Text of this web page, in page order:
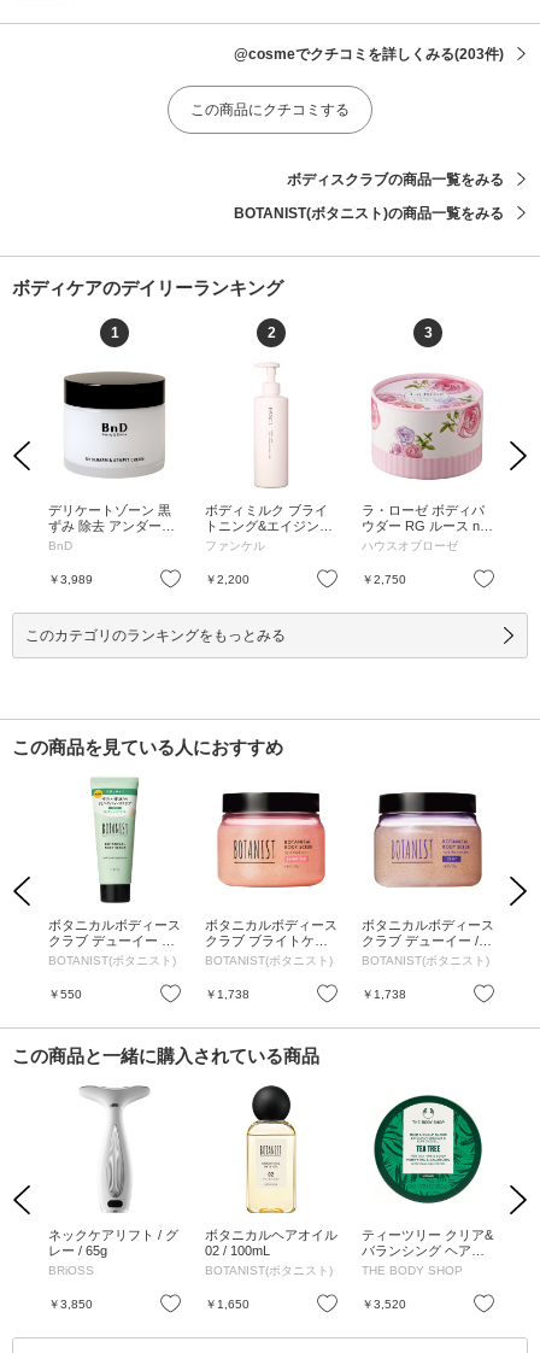
@cosmeでクチコミを詳しくみる(203件)
この商品にクチコミする
ボディスクラブの商品一覧をみる
BOTANIST(ボタニスト)の商品一覧をみる
ボディケアのデイリーランキング
Previous
お気に入り
1
デリケートゾーン 黒
ずみ 除去 アンダーア
ームクリーム / 100ml
(100g)
BnD
￥3,989 お気に入り
2
ボディミルク ブライ
トニング&エイジング
ケア(医薬部外品) / 25
0g
ファンケル
￥2,200 お気に入り
3
ラ・ローゼ ボディパ
ウダー RG ルース n /
50g / 本体 / みずみず
の香り / 50g
ハウスオブローゼ
￥2,750
Next
このカテゴリのランキングをもっとみる
この商品を見ている人におすすめ
Previous
お気に入り
ボタニカルボディース
クラブ デューイー ミ
ニ / 50g
BOTANIST(ボタニスト)
￥550 お気に入り
ボタニカルボディース
クラブ ブライトケア /
250g
BOTANIST(ボタニスト)
￥1,738 お気に入り
ボタニカルボディース
クラブ デューイー / 2
50g / フィグ&ダージ
リンティーの香り
BOTANIST(ボタニスト)
￥1,738
Next
この商品と一緒に購入されている商品
Previous
お気に入り
ネックケアリフト / グ
レー / 65g
BRiOSS
￥3,850 お気に入り
ボタニカルヘアオイル
02 / 100mL
BOTANIST(ボタニスト)
￥1,650 お気に入り
ティーツリー クリア&
バランシング ヘアス
クラブ / 本体 / 240ml
THE BODY SHOP
￥3,520
Next